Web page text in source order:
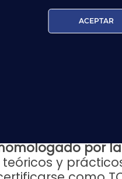
que se lancen. ¡Los
anécdota que contar
semana que viene. ¡Sé
esta entrevista! Y
volando!
por
y
ACEPTAR